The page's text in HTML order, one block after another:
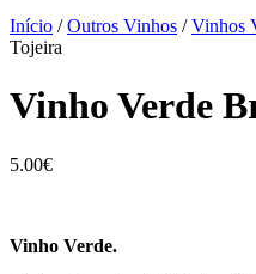
Início /Outros Vinhos /Vinhos
Tojeira
Vinho Verde
5.00€
Vinho Verde.